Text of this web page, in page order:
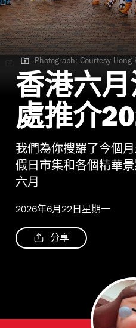
Photograph: Courtesy Hong
Fest
Photograph: Courtesy Hong
香港六
處推介
我們為你搜羅了今個
假日市集和各個精華
六月
2026年6月22日星期一
分享